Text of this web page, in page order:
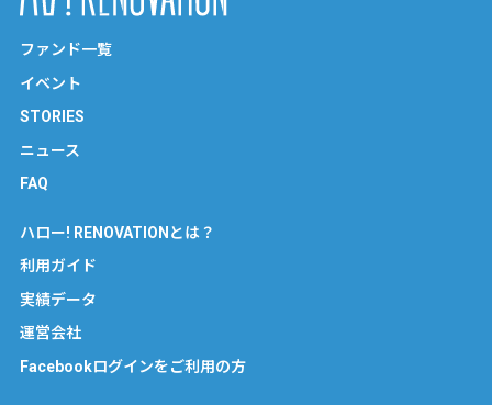
ファンド一覧
イベント
STORIES
ニュース
FAQ
ハロー! RENOVATIONとは？
利用ガイド
実績データ
運営会社
Facebookログインをご利用の方